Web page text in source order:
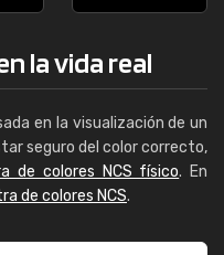
la vida real
en la visualización de un
seguro del color correcto,
de colores NCS físico. En
de colores NCS.